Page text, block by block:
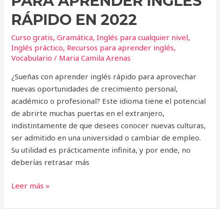
RÁPIDO EN 2022
Curso gratis,Gramática,Inglés para cualquier nivel,
Inglés práctico, Recursos para aprender inglés,
Vocabulario / Maria Camila Arenas
¿Sueñas con aprender inglés rápido para aprovechar
nuevas oportunidades de crecimiento personal,
académico o profesional? Este idioma tiene el potencial
de abrirte muchas puertas en el extranjero,
indistintamente de que desees conocer nuevas culturas,
ser admitido en una universidad o cambiar de empleo.
Su utilidad es prácticamente infinita, y por ende, no
deberías retrasar más
Leer más »